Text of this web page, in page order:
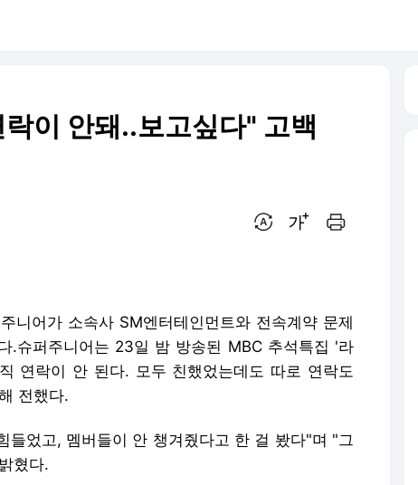
이 안돼..보고싶다" 고백
니어가 소속사 SM엔터테인먼트와 전속계약 문제
.슈퍼주니어는 23일 밤 방송된 MBC 추석특집 '라
연락이 안 된다. 모두 친했었는데도 따로 연락도
전했다.
들었고, 멤버들이 안 챙겨줬다고 한 걸 봤다"며 "그
혔다.